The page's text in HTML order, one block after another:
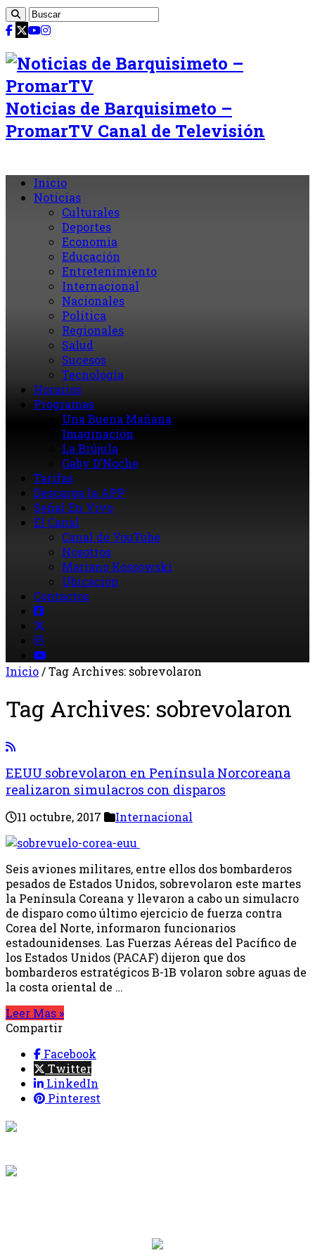
Noticias de Barquisimeto –
PromarTV Canal de Televisión
Inicio
Noticias
Culturales
Deportes
Economia
Educación
Entretenimiento
Internacional
Nacionales
Política
Regionales
Salud
Sucesos
Tecnología
Horarios
Programas
Una Buena Mañana
Imaginación
La Brújula
Gaby D’Noche
Tarifas
Descarga la APP
Señal En Vivo
El Canal
Canal de YouTube
Nosotros
Mariano Kossowski
Ubicación
Contactos
Inicio/Tag Archives: sobrevolaron
Tag Archives: sobrevolaron
EEUU sobrevolaron en Península Norcoreana
realizaron simulacros con disparos
11 octubre, 2017 Internacional
Seis aviones militares, entre ellos dos bombarderos
pesados de Estados Unidos, sobrevolaron este martes
la Península Coreana y llevaron a cabo un simulacro
de disparo como último ejercicio de fuerza contra
Corea del Norte, informaron funcionarios
estadounidenses. Las Fuerzas Aéreas del Pacífico de
los Estados Unidos (PACAF) dijeron que dos
bombarderos estratégicos B-1B volaron sobre aguas de
la costa oriental de …
Leer Mas »
Compartir
Facebook
Twitter
LinkedIn
Pinterest